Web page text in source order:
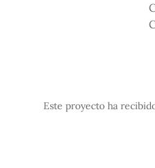
Este proyecto ha